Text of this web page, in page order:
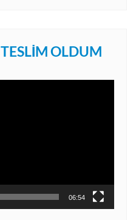
OLDUM
06:54